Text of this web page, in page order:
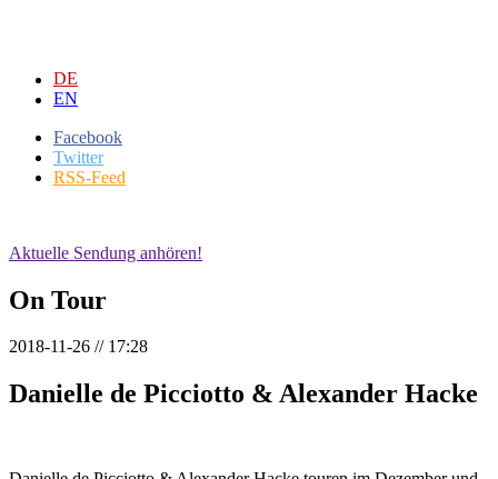
DE
EN
Facebook
Twitter
RSS-Feed
Aktuelle Sendung anhören!
On Tour
2018-11-26 // 17:28
Danielle de Picciotto & Alexander Hacke